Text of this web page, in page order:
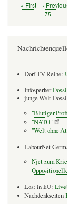
Erste
« First
Seite
‹
Seite
75
Dorf TV Reihe:
Infosperber
junge Welt
"Blutiger
"NATO"
"Welt ohne
LabourNet
Njet zum
Oppositionelle
Lost in EU:
Nachdenkseiten